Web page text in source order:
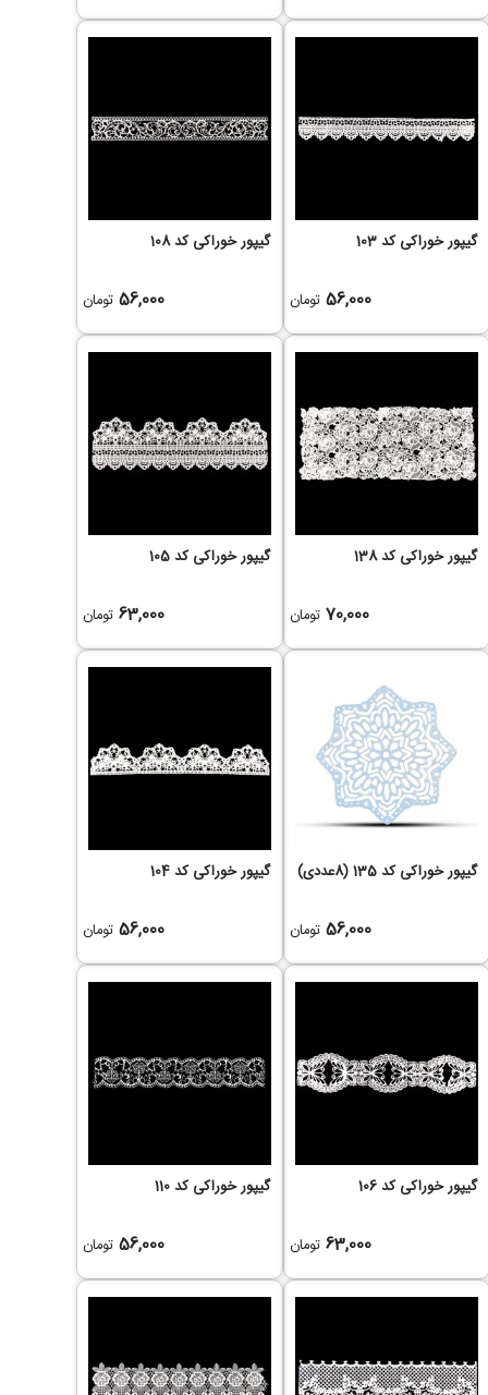
گیپور خوراکی کد 103
56,000 تومان
گیپور خوراکی کد 108
56,000 تومان
گیپور خوراکی کد 138
70,000 تومان
گیپور خوراکی کد 105
63,000 تومان
گیپور خوراکی کد 135 (8عددی)
56,000 تومان
گیپور خوراکی کد 104
56,000 تومان
گیپور خوراکی کد 106
63,000 تومان
گیپور خوراکی کد 110
56,000 تومان